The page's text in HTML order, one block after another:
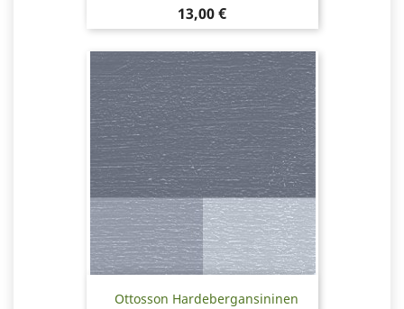
Hinta
13,00 €
Ottosson Hardebergansininen